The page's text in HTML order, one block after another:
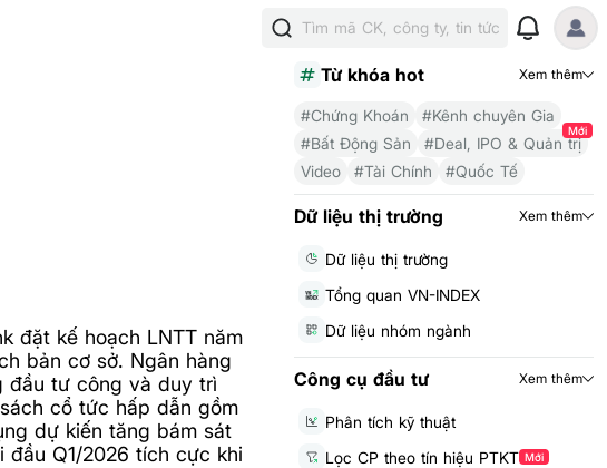
Tìm mã CK, công ty, tin tức
đặt kế hoạch LNTT năm
bản cơ sở. Ngân hàng
đầu tư công và duy trì
cổ tức hấp dẫn gồm
dự kiến tăng bám sát
đầu Q1/2026 tích cực khi
Từ khóa hot Xem thêm
#Chứng Khoán
#Kênh chuyên Gia
#Bất Động Sản
#Deal, IPO & Quản trị
Mới
Video #Tài Chính #Quốc Tế
Dữ liệu thị trường Xem thêm
Dữ liệu thị trường
Tổng quan VN-INDEX
Dữ liệu nhóm ngành
Công cụ đầu tư Xem thêm
Phân tích kỹ thuật
Lọc CP theo tín hiệu PTKT Mới